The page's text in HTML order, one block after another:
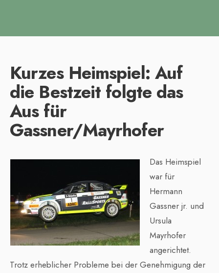
Kurzes Heimspiel: Auf
die Bestzeit folgte das
Aus für
Gassner/Mayrhofer
Das Heimspiel
war für
Hermann
Gassner jr. und
Ursula
Mayrhofer
angerichtet.
Trotz erheblicher Probleme bei der Genehmigung der